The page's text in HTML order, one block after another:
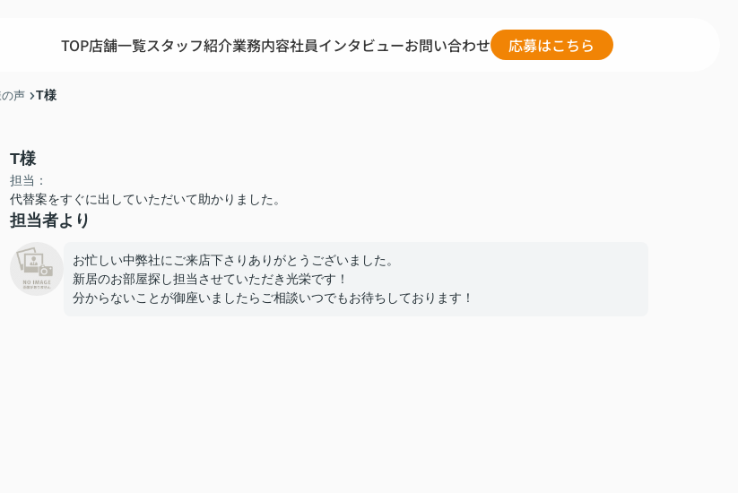
TOP店舗一覧スタッフ紹介業務内容社員インタビューお問い合わせ 応募はこちら
声 T様
T様
担当：
代替案をすぐに出していただいて助かりました。
担当者より
お忙しい中弊社にご来店下さりありがとうございました。
新居のお部屋探し担当させていただき光栄です！
分からないことが御座いましたらご相談いつでもお待ちしております！